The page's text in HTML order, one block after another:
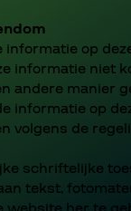
informatie op
informatie niet
andere manier
informatie op
volgens de
schriftelijke
tekst,